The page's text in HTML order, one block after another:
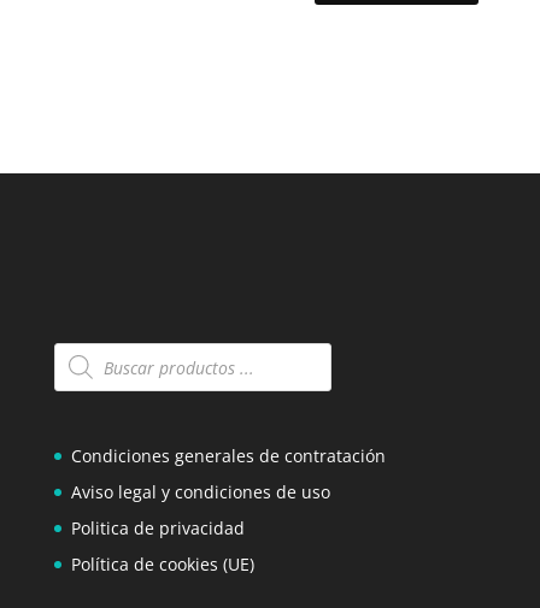
Búsqueda
de
Condiciones generales de contratación
Aviso legal y condiciones de uso
Politica de privacidad
Política de cookies (UE)